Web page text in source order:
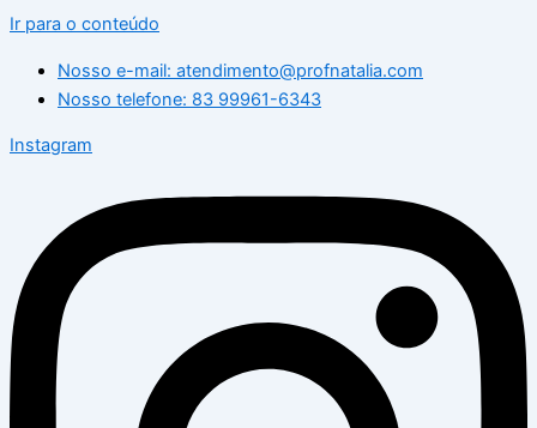
Ir para o conteúdo
Nosso e-mail: atendimento@profnatalia.com
Nosso telefone: 83 99961-6343
Instagram